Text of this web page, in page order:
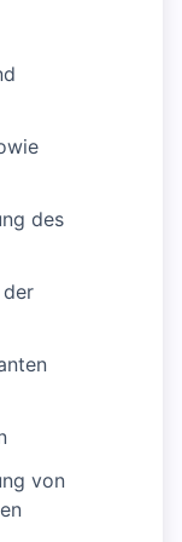
des
von